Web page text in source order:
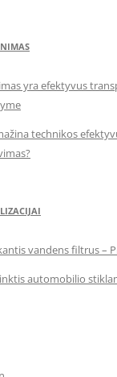
yra efektyvus
technikos
vandens filtrus –
automobilio